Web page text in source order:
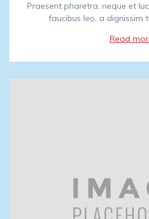
Praesent pharetra, neque et
faucibus leo, a dignissim
Read